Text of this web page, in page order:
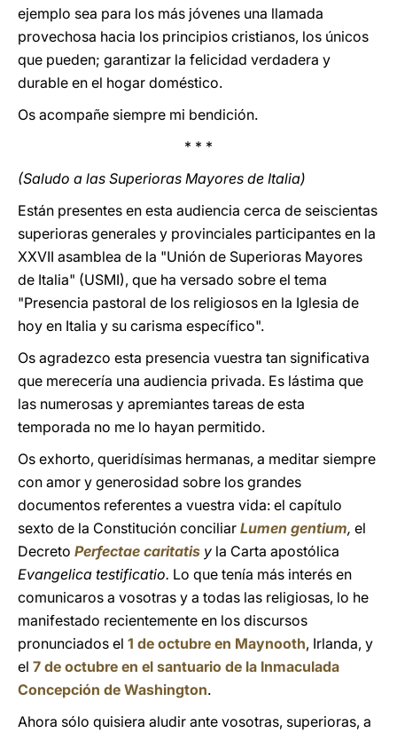
ejemplo sea para los más jóvenes una llamada
provechosa hacia los principios cristianos, los únicos
que pueden; garantizar la felicidad verdadera y
durable en el hogar doméstico.
Os acompañe siempre mi bendición.
* * *
(Saludo a las Superioras Mayores de Italia)
Están presentes en esta audiencia cerca de seiscientas
superioras generales y provinciales participantes en la
XXVII asamblea de la "Unión de Superioras Mayores
de Italia" (USMI), que ha versado sobre el tema
"Presencia pastoral de los religiosos en la Iglesia de
hoy en Italia y su carisma específico".
Os agradezco esta presencia vuestra tan significativa
que merecería una audiencia privada. Es lástima que
las numerosas y apremiantes tareas de esta
temporada no me lo hayan permitido.
Os exhorto, queridísimas hermanas, a meditar siempre
con amor y generosidad sobre los grandes
documentos referentes a vuestra vida: el capítulo
sexto de la Constitución conciliar Lumen gentium, el
Decreto Perfectae caritatis y la Carta apostólica
Evangelica testificatio. Lo que tenía más interés en
comunicaros a vosotras y a todas las religiosas, lo he
manifestado recientemente en los discursos
pronunciados el 1 de octubre en Maynooth, Irlanda, y
el 7 de octubre en el santuario de la Inmaculada
Concepción de Washington.
Ahora sólo quisiera aludir ante vosotras, superioras, a